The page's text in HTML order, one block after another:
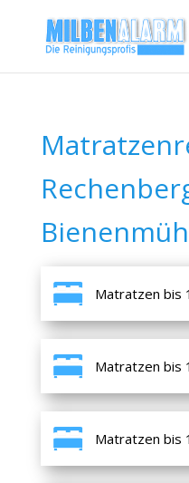
Matratzen bis
Matratzen bis
Matratzen bis